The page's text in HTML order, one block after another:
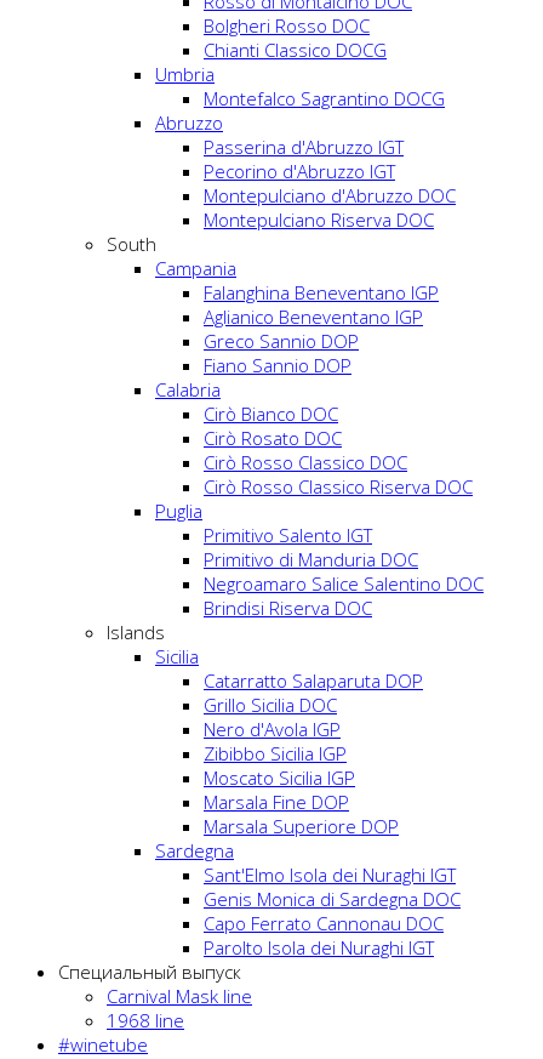
Bolgheri Rosso DOC
Chianti Classico DOCG
Umbria
Montefalco Sagrantino DOCG
Abruzzo
Passerina d'Abruzzo IGT
Pecorino d'Abruzzo IGT
Montepulciano d'Abruzzo DOC
Montepulciano Riserva DOC
South
Campania
Falanghina Beneventano IGP
Aglianico Beneventano IGP
Greco Sannio DOP
Fiano Sannio DOP
Calabria
Cirò Bianco DOC
Cirò Rosato DOC
Cirò Rosso Classico DOC
Cirò Rosso Classico Riserva DOC
Puglia
Primitivo Salento IGT
Primitivo di Manduria DOC
Negroamaro Salice Salentino DOC
Brindisi Riserva DOC
Islands
Sicilia
Catarratto Salaparuta DOP
Grillo Sicilia DOC
Nero d'Avola IGP
Zibibbo Sicilia IGP
Moscato Sicilia IGP
Marsala Fine DOP
Marsala Superiore DOP
Sardegna
Sant'Elmo Isola dei Nuraghi IGT
Genis Monica di Sardegna DOC
Capo Ferrato Cannonau DOC
Parolto Isola dei Nuraghi IGT
Специальный выпуск
Carnival Mask line
1968 line
#winetube